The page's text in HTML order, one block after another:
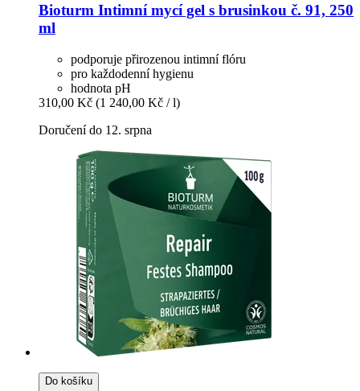
Bioturm Intimní mycí gel s brusinkou č. 91, 250
ml
podporuje přirozenou intimní flóru
pro každodenní hygienu
hodnota pH
310,00 Kč (1 240,00 Kč / l)
Doručení do 12. srpna
Do košíku